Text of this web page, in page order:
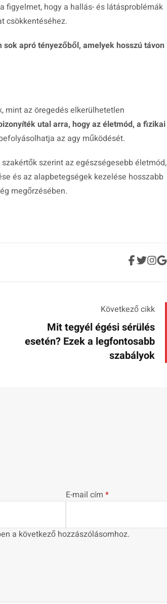
figyelmet, hogy a hallás- és látásproblémák
csökkentéséhez.
apró tényezőből, amelyek hosszú távon
mint az öregedés elkerülhetetlen
utal arra, hogy az életmód, a fizikai
az agy működését.
szakértők szerint az egészségesebb életmód,
és az alapbetegségek kezelése hosszabb
megőrzésében.
Következő cikk
Mit tegyél égési sérülés
esetén? Ezek a legfontosabb
szabályok
E-mail cím *
a következő hozzászólásomhoz.